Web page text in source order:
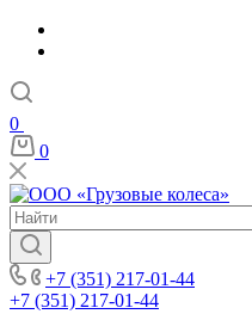
0
0
+7 (351) 217-01-44
+7 (351) 217-01-44